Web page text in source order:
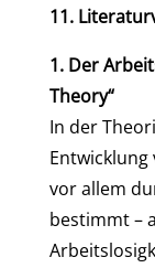
11.
1. Der
Theory“
In der
vor allem
bestimmt –